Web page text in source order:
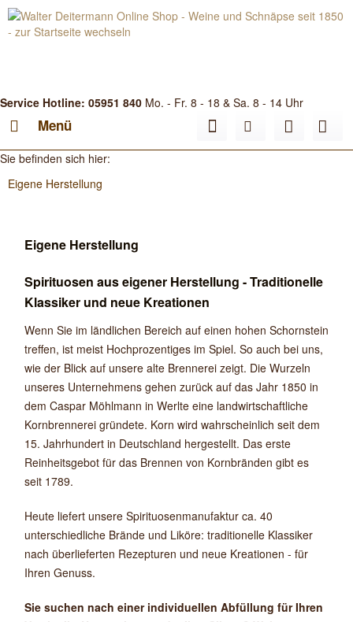
Service Hotline: 05951 840 Mo. - Fr. 8 - 18 & Sa. 8 - 14 Uhr
Menü
Sie befinden sich hier:
Eigene Herstellung
Eigene Herstellung
Spirituosen aus eigener Herstellung - Traditionelle
Klassiker und neue Kreationen
Wenn Sie im ländlichen Bereich auf einen hohen Schornstein
treffen, ist meist Hochprozentiges im Spiel. So auch bei uns,
wie der Blick auf unsere alte Brennerei zeigt. Die Wurzeln
unseres Unternehmens gehen zurück auf das Jahr 1850 in
dem Caspar Möhlmann in Werlte eine landwirtschaftliche
Kornbrennerei gründete. Korn wird wahrscheinlich seit dem
15. Jahrhundert in Deutschland hergestellt. Das erste
Reinheitsgebot für das Brennen von Kornbränden gibt es
seit 1789.
Heute liefert unsere Spirituosenmanufaktur ca. 40
unterschiedliche Brände und Liköre: traditionelle Klassiker
nach überlieferten Rezepturen und neue Kreationen - für
Ihren Genuss.
Sie suchen nach einer individuellen Abfüllung für Ihren